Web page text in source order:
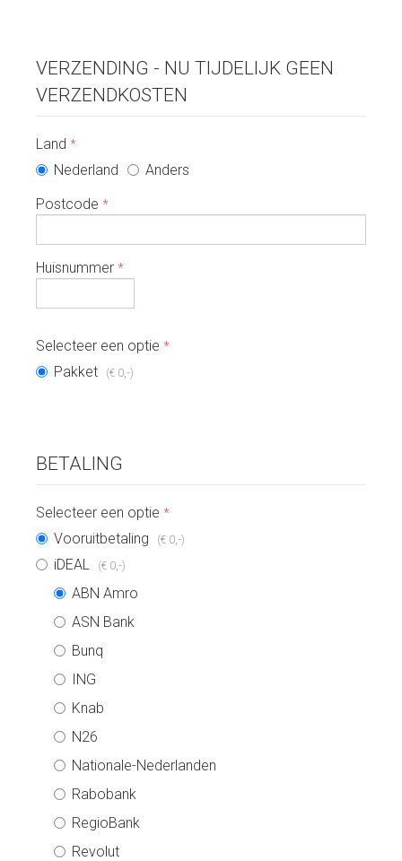
VERZENDING - NU TIJDELIJK GEEN
VERZENDKOSTEN
Land *
Nederland
Anders
Postcode *
Huisnummer *
Selecteer een optie *
Pakket (€ 0 ,-)
BETALING
Selecteer een optie *
Vooruitbetaling (€ 0 ,-)
iDEAL (€ 0 ,-)
ABN Amro
ASN Bank
Bunq
ING
Knab
N26
Nationale-Nederlanden
Rabobank
RegioBank
Revolut